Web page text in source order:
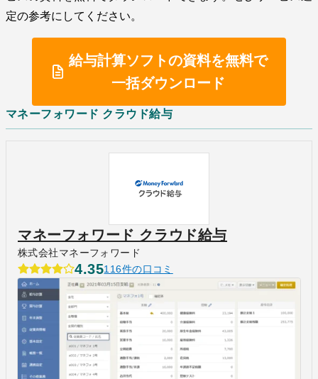
定の参考にしてください。
給与計算ソフトの資料を無料で
一括ダウンロード
マネーフォワード クラウド給与
マネーフォワード クラウド給与
株式会社マネーフォワード
4.35116件の口コミ